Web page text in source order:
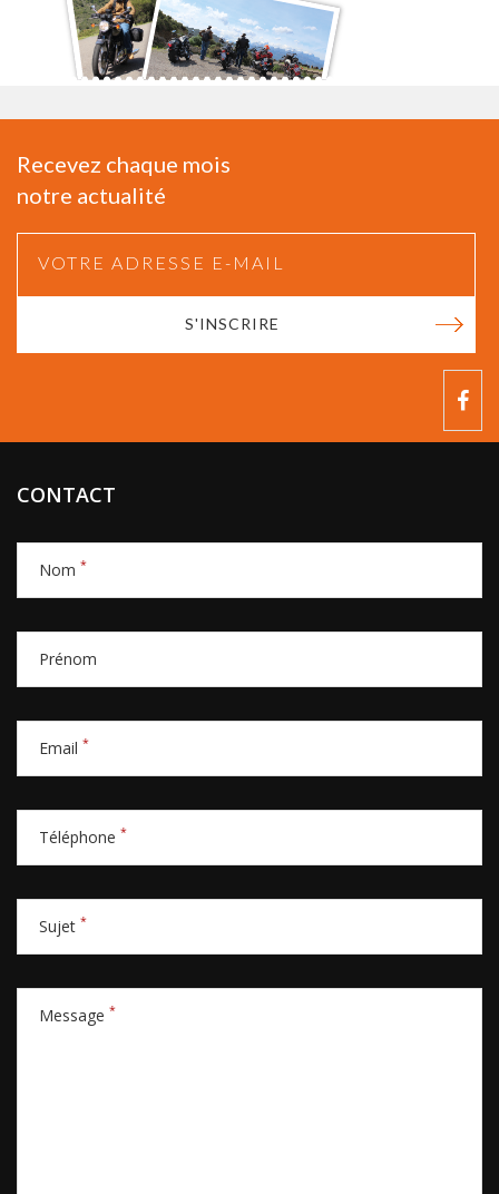
Recevez chaque mois
notre actualité
S'INSCRIRE
CONTACT
Nom *
Prénom
Email *
Téléphone *
Sujet *
Message *